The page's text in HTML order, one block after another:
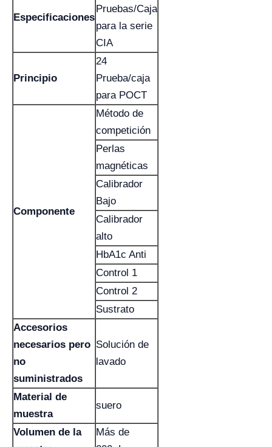
Especificaciones
Pruebas/Caja
para la serie
CIA
Principio
24
Prueba/caja
para POCT
Componente
Método de
competición
Perlas
magnéticas
Calibrador
Bajo
Calibrador
alto
HbA1c Anti
Control 1
Control 2
Sustrato
Accesorios
necesarios pero
no
suministrados
Solución de
lavado
Material de
muestra
suero
Volumen de la
Más de